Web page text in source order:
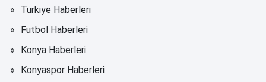
Türkiye Haberleri
Futbol Haberleri
Konya Haberleri
Konyaspor Haberleri